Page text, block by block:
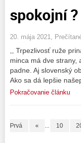
spokojní ?
20. mája 2021,
,, Trpezlivosť ruže
minca má dve strany,
padne. Aj slovenský
Ako sa dá lepšie
Pokračovanie článku
Prvá « ... 10